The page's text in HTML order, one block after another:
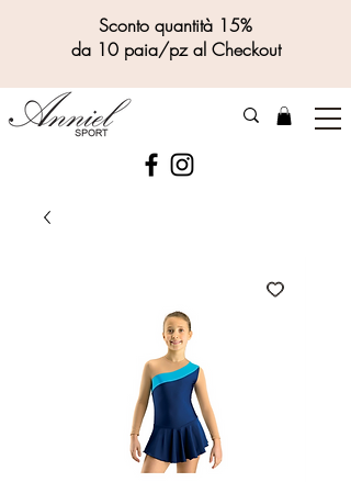
Sconto quantità 15%
da 10 paia/pz al Checkout